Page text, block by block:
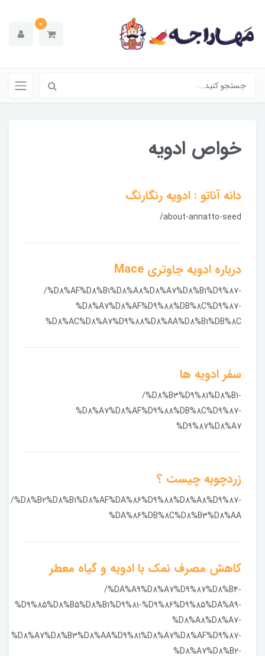
0
خواص ادویه
دانه آناتو : ادویه رنگارنگ
/about-annatto-seed
درباره ادویه جاوتری Mace
/%D8%AF%D8%B1%D8%A8%D8%A7%D8%B1%D9%87-
%D8%A7%D8%AF%D9%88%DB%8C%D9%87-
%D8%AC%D8%A7%D9%88%D8%AA%D8%B1%DB%8C
سفر ادویه ها
/%D8%B3%D9%81%D8%B1-
%D8%A7%D8%AF%D9%88%DB%8C%D9%87-
%D9%87%D8%A7
زردچوبه چیست ؟
/%D8%B2%D8%B1%D8%AF%DA%86%D9%88%D8%A8%D9%87-
%DA%86%DB%8C%D8%B3%D8%AA
کاهش مصرف نمک با ادویه و گیاه معطر
/%DA%A9%D8%A7%D9%87%D8%B4-
%D9%85%D8%B5%D8%B1%D9%81-%D9%86%D9%85%DA%A9-
%D8%A8%D8%A7-
%D8%A7%D8%B3%D8%AA%D9%81%D8%A7%D8%AF%D9%87-
%D8%A7%D8%B2-